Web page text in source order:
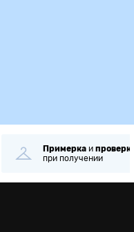
Примерка и
при получении